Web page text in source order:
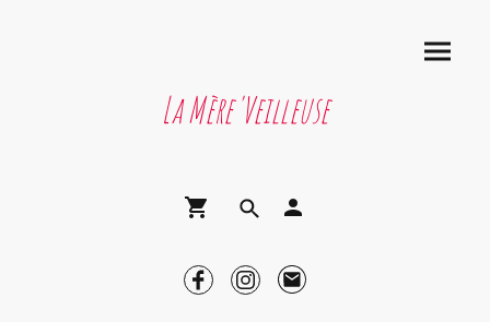
La Mère'Veilleuse